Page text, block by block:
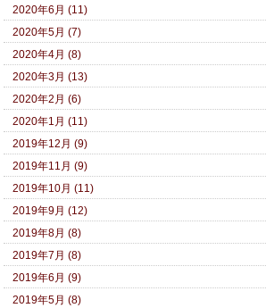
2020年6月 (11)
2020年5月 (7)
2020年4月 (8)
2020年3月 (13)
2020年2月 (6)
2020年1月 (11)
2019年12月 (9)
2019年11月 (9)
2019年10月 (11)
2019年9月 (12)
2019年8月 (8)
2019年7月 (8)
2019年6月 (9)
2019年5月 (8)